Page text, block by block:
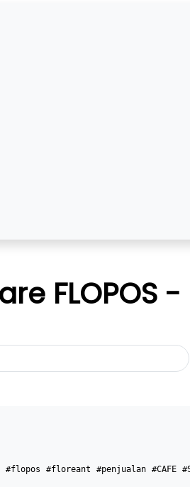
FLOPOS
#flopos #floreant #penjualan #CAFE